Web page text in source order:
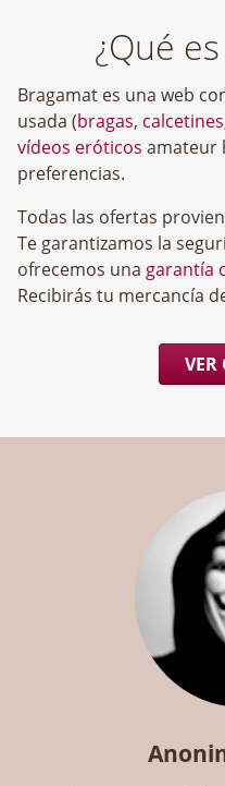
¿Qué
Bragamat es una web
usada (bragas, calcetines
vídeos eróticos amateur
preferencias.
Todas las ofertas
Te garantizamos la
ofrecemos una garantía
Recibirás tu mercancía
VER